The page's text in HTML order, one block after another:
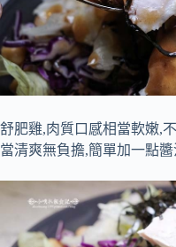
舒肥雞,肉質口感相當軟嫩,
當清爽無負擔,簡單加一點